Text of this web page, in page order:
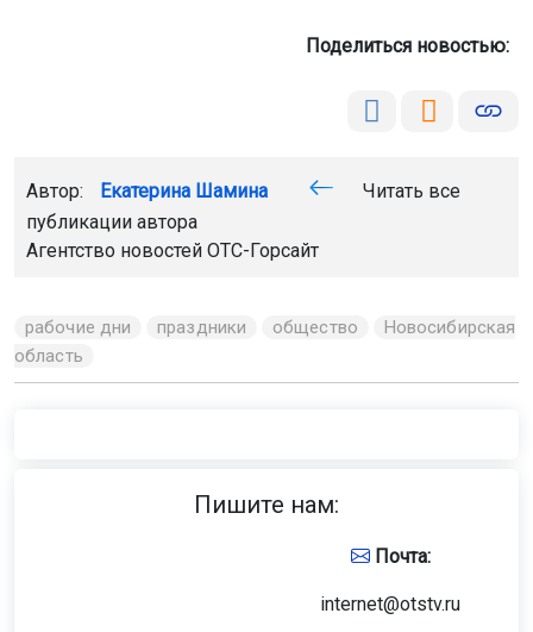
Поделиться новостью:
Автор: Екатерина Шамина
Читать все
публикации автора
Агентство новостей ОТС-Горсайт
рабочие дни праздники общество
Новосибирская
область
Пишите нам:
Почта:
internet@otstv.ru